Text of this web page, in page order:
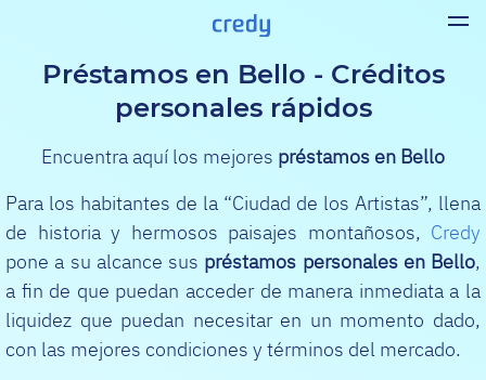
Préstamos en Bello - Créditos
personales rápidos
Encuentra aquí los mejores préstamos en Bello
Para los habitantes de la “Ciudad de los Artistas”, llena
de historia y hermosos paisajes montañosos, Credy
pone a su alcance sus préstamos personales en Bello,
a fin de que puedan acceder de manera inmediata a la
liquidez que puedan necesitar en un momento dado,
con las mejores condiciones y términos del mercado.